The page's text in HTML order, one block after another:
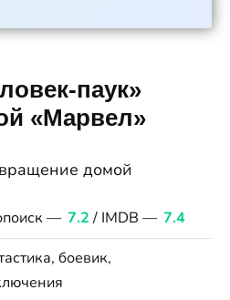
паук»
«Марвел»
— 7.2 / IMDB — 7.4
боевик,